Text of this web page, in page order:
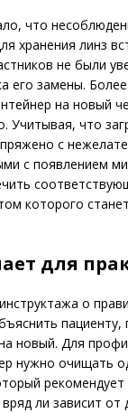
что
хранения линз
не были
его замены. Более
на новый
Учитывая, что
с
с появлением
которого
для
о
новый. Для
нужно очищать
рекомендует
ли зависит от